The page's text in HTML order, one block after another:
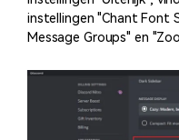
instellingen "Chant Font
Message Groups" en